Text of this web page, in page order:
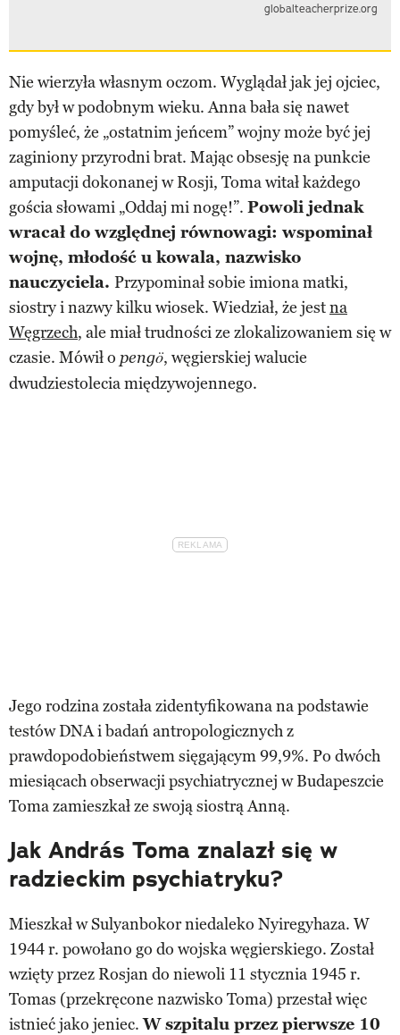
globalteacherprize.org
Nie wierzyła własnym oczom. Wyglądał jak jej ojciec,
gdy był w podobnym wieku. Anna bała się nawet
pomyśleć, że „ostatnim jeńcem” wojny może być jej
zaginiony przyrodni brat. Mając obsesję na punkcie
amputacji dokonanej w Rosji, Toma witał każdego
gościa słowami „Oddaj mi nogę!”. Powoli jednak
wracał do względnej równowagi: wspominał
wojnę, młodość u kowala, nazwisko
nauczyciela. Przypominał sobie imiona matki,
siostry i nazwy kilku wiosek. Wiedział, że jestna
Węgrzech, ale miał trudności ze zlokalizowaniem się w
czasie. Mówił o pengö, węgierskiej walucie
dwudziestolecia międzywojennego.
Jego rodzina została zidentyfikowana na podstawie
testów DNA i badań antropologicznych z
prawdopodobieństwem sięgającym 99,9%. Po dwóch
miesiącach obserwacji psychiatrycznej w Budapeszcie
Toma zamieszkał ze swoją siostrą Anną.
Jak András Toma znalazł się w
radzieckim psychiatryku?
Mieszkał w Sulyanbokor niedaleko Nyiregyhaza. W
1944 r. powołano go do wojska węgierskiego. Został
wzięty przez Rosjan do niewoli 11 stycznia 1945 r.
Tomas (przekręcone nazwisko Toma) przestał więc
istnieć jako jeniec.W szpitalu przez pierwsze 10